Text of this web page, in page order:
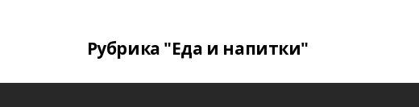
Рубрика "Еда и напитки"